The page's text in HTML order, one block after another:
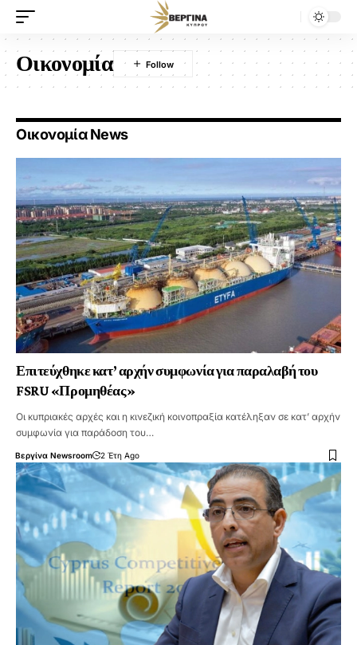
Οικονομία
Οικονομία News
Επιτεύχθηκε κατ’ αρχήν συμφωνία για παραλαβή του
FSRU «Προμηθέας»
Οι κυπριακές αρχές και η κινεζική κοινοπραξία κατέληξαν σε κατ’ αρχήν
συμφωνία για παράδοση του…
Βεργίνα Newsroom 2 Έτη Ago